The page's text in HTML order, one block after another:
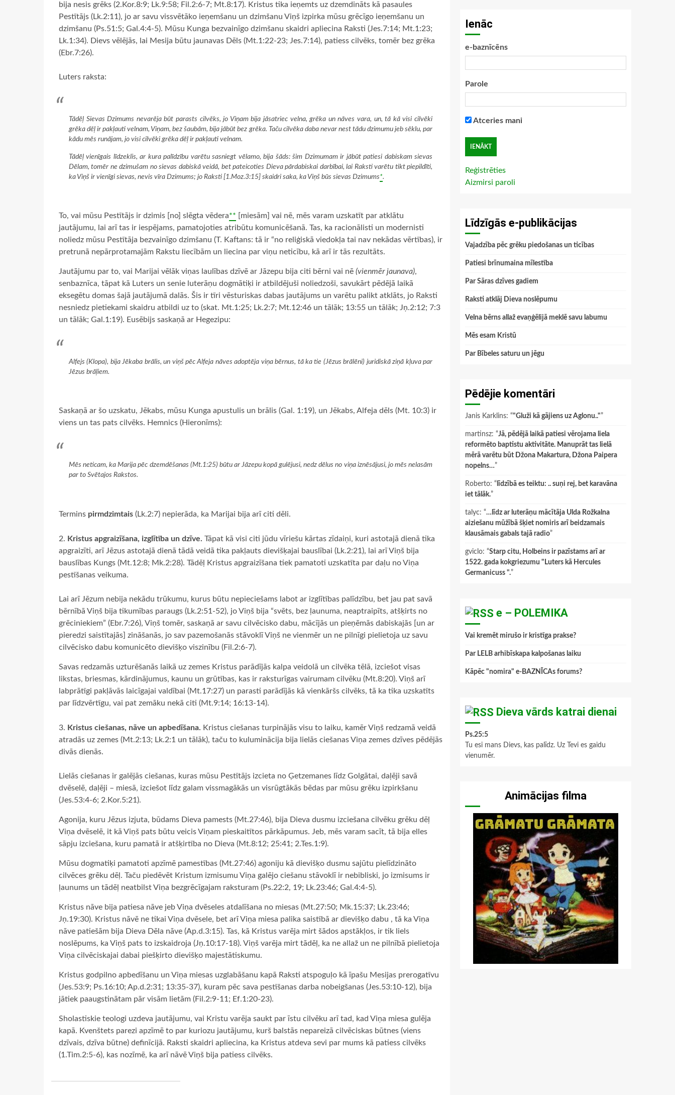
bija nesis grēks (2.Kor.8:9; Lk.9:58; Fil.2:6-7; Mt.8:17). Kristus tika ieņemts uz dzemdināts kā pasaules
Pestītājs (Lk.2:11), jo ar savu vissvētāko ieņemšanu un dzimšanu Viņš izpirka mūsu grēcīgo ieņemšanu un
dzimšanu (Ps.51:5; Gal.4:4-5). Mūsu Kunga bezvainīgo dzimšanu skaidri apliecina Raksti (Jes.7:14; Mt.1:23;
Lk.1:34). Dievs vēlējās, lai Mesija būtu jaunavas Dēls (Mt.1:22-23; Jes.7:14), patiess cilvēks, tomēr bez grēka
(Ebr.7:26).
Luters raksta:
Tādēļ Sievas Dzimums nevarēja būt parasts cilvēks, jo Viņam bija jāsatriec velna, grēka un nāves vara, un, tā kā visi cilvēki
grēka dēļ ir pakļauti velnam, Viņam, bez šaubām, bija jābūt bez grēka. Taču cilvēka daba nevar nest tādu dzimumu jeb sēklu, par
kādu mēs runājam, jo visi cilvēki grēka dēļ ir pakļauti velnam.
Tādēļ vienīgais līdzeklis, ar kura palīdzību varētu sasniegt vēlamo, bija šāds: šim Dzimumam ir jābūt patiesi dabiskam sievas
Dēlam, tomēr ne dzimušam no sievas dabiskā veidā, bet pateicoties Dieva pārdabiskai darbībai, lai Raksti varētu tikt piepildīti,
ka Viņš ir vienīgi sievas, nevis vīra Dzimums; jo Raksti [1.Moz.3:15] skaidri saka, ka Viņš būs sievas Dzimums*.
To, vai mūsu Pestītājs ir dzimis [no] slēgta vēdera** [miesām] vai nē, mēs varam uzskatīt par atklātu
jautājumu, lai arī tas ir iespējams, pamatojoties atribūtu komunicēšanā. Tas, ka racionālisti un modernisti
noliedz mūsu Pestītāja bezvainīgo dzimšanu (T. Kaftans: tā ir “no reliģiskā viedokļa tai nav nekādas vērtības), ir
pretrunā nepārprotamajām Rakstu liecībām un liecina par viņu neticību, kā arī ir tās rezultāts.
Jautājumu par to, vai Marijai vēlāk viņas laulības dzīvē ar Jāzepu bija citi bērni vai nē (vienmēr jaunava),
senbaznīca, tāpat kā Luters un senie luterāņu dogmātiķi ir atbildējuši noliedzoši, savukārt pēdējā laikā
eksegētu domas šajā jautājumā dalās. Šis ir tīri vēsturiskas dabas jautājums un varētu palikt atklāts, jo Raksti
nesniedz pietiekami skaidru atbildi uz to (skat. Mt.1:25; Lk.2:7; Mt.12:46 un tālāk; 13:55 un tālāk; Jņ.2:12; 7:3
un tālāk; Gal.1:19). Eusēbijs saskaņā ar Hegezipu:
Alfejs (Klopa), bija Jēkaba brālis, un viņš pēc Alfeja nāves adoptēja viņa bērnus, tā ka tie (Jēzus brālēni) juridiskā ziņā kļuva par
Jēzus brāļiem.
Saskaņā ar šo uzskatu, Jēkabs, mūsu Kunga apustulis un brālis (Gal. 1:19), un Jēkabs, Alfeja dēls (Mt. 10:3) ir
viens un tas pats cilvēks. Hemnics (Hieronīms):
Mēs neticam, ka Marija pēc dzemdēšanas (Mt.1:25) būtu ar Jāzepu kopā gulējusi, nedz dēlus no viņa iznēsājusi, jo mēs nelasām
par to Svētajos Rakstos.
Termins pirmdzimtais (Lk.2:7) nepierāda, ka Marijai bija arī citi dēli.
Kristus apgraizīšana, izglītība un dzīve. Tāpat kā visi citi jūdu vīriešu kārtas zīdaiņi, kuri astotajā dienā tika
apgraizīti, arī Jēzus astotajā dienā tādā veidā tika pakļauts dievišķajai bauslībai (Lk.2:21), lai arī Viņš bija
bauslības Kungs (Mt.12:8; Mk.2:28). Tādēļ Kristus apgraizīšana tiek pamatoti uzskatīta par daļu no Viņa
pestīšanas veikuma.
Lai arī Jēzum nebija nekādu trūkumu, kurus būtu nepieciešams labot ar izglītības palīdzību, bet jau pat savā
bērnībā Viņš bija tikumības paraugs (Lk.2:51-52), jo Viņš bija “svēts, bez ļaunuma, neaptraipīts, atšķirts no
grēciniekiem” (Ebr.7:26), Viņš tomēr, saskaņā ar savu cilvēcisko dabu, mācījās un pieņēmās dabiskajās [un ar
pieredzi saistītajās] zināšanās, jo sav pazemošanās stāvoklī Viņš ne vienmēr un ne pilnīgi pielietoja uz savu
cilvēcisko dabu komunicēto dievišķo viszinību (Fil.2:6-7).
Savas redzamās uzturēšanās laikā uz zemes Kristus parādījās kalpa veidolā un cilvēka tēlā, izciešot visas
likstas, briesmas, kārdinājumus, kaunu un grūtības, kas ir raksturīgas vairumam cilvēku (Mt.8:20). Viņš arī
labprātīgi pakļāvās laicīgajai valdībai (Mt.17:27) un parasti parādījās kā vienkāršs cilvēks, tā ka tika uzskatīts
par līdzvērtīgu, vai pat zemāku nekā citi (Mt.9:14; 16:13-14).
Kristus ciešanas, nāve un apbedīšana. Kristus ciešanas turpinājās visu to laiku, kamēr Viņš redzamā veidā
atradās uz zemes (Mt.2:13; Lk.2:1 un tālāk), taču to kuluminācija bija lielās ciešanas Viņa zemes dzīves pēdējās
divās dienās.
Lielās ciešanas ir galējās ciešanas, kuras mūsu Pestītājs izcieta no Ģetzemanes līdz Golgātai, daļēji savā
dvēselē, daļēji – miesā, izciešot līdz galam vissmagākās un visrūgtākās bēdas par mūsu grēku izpirkšanu
(Jes.53:4-6; 2.Kor.5:21).
Agonija, kuru Jēzus izjuta, būdams Dieva pamests (Mt.27:46), bija Dieva dusmu izciešana cilvēku grēku dēļ
Viņa dvēselē, it kā Viņš pats būtu veicis Viņam pieskaitītos pārkāpumus. Jeb, mēs varam sacīt, tā bija elles
sāpju izciešana, kuru pamatā ir atšķirtība no Dieva (Mt.8:12; 25:41; 2.Tes.1:9).
Mūsu dogmatiķi pamatoti apzīmē pamestības (Mt.27:46) agoniju kā dievišķo dusmu sajūtu pielīdzināto
cilvēces grēku dēļ. Taču piedēvēt Kristum izmisumu Viņa galējo ciešanu stāvoklī ir nebibliski, jo izmisums ir
ļaunums un tādēļ neatbilst Viņa bezgrēcīgajam raksturam (Ps.22:2, 19; Lk.23:46; Gal.4:4-5).
Kristus nāve bija patiesa nāve jeb Viņa dvēseles atdalīšana no miesas (Mt.27:50; Mk.15:37; Lk.23:46;
Jņ.19:30). Kristus nāvē ne tikai Viņa dvēsele, bet arī Viņa miesa palika saistībā ar dievišķo dabu , tā ka Viņa
nāve patiešām bija Dieva Dēla nāve (Ap.d.3:15). Tas, kā Kristus varēja mirt šādos apstākļos, ir tik liels
noslēpums, ka Viņš pats to izskaidroja (Jņ.10:17-18). Viņš varēja mirt tādēļ, ka ne allaž un ne pilnībā pielietoja
Viņa cilvēciskajai dabai piešķirto dievišķo majestātiskumu.
Kristus godpilno apbedīšanu un Viņa miesas uzglabāšanu kapā Raksti atspoguļo kā īpašu Mesijas prerogatīvu
(Jes.53:9; Ps.16:10; Ap.d.2:31; 13:35-37), kuram pēc sava pestīšanas darba nobeigšanas (Jes.53:10-12), bija
jātiek paaugstinātam pār visām lietām (Fil.2:9-11; Ef.1:20-23).
Sholastiskie teologi uzdeva jautājumu, vai Kristu varēja saukt par īstu cilvēku arī tad, kad Viņa miesa gulēja
kapā. Kvenštets parezi apzīmē to par kuriozu jautājumu, kurš balstās nepareizā cilvēciskas būtnes (viens
dzīvais, dzīva būtne) definīcijā. Raksti skaidri apliecina, ka Kristus atdeva sevi par mums kā patiess cilvēks
(1.Tim.2:5-6), kas nozīmē, ka arī nāvē Viņš bija patiess cilvēks.
Ienāc
e-baznīcēns
Parole
Atceries mani
Reģistrēties
Aizmirsi paroli
Līdzīgās e-publikācijas
Vajadzība pēc grēku piedošanas un ticības
Patiesi brīnumaina mīlestība
Par Sāras dzīves gadiem
Raksti atklāj Dieva noslēpumu
Velna bērns allaž evaņģēlijā meklē savu labumu
Mēs esam Kristū
Par Bībeles saturu un jēgu
Pēdējie komentāri
Janis Karklins: “"Gluži kā gājiens uz Aglonu.."”
martinsz: “Jā, pēdējā laikā patiesi vērojama liela
reformēto baptistu aktivitāte. Manuprāt tas lielā
mērā varētu būt Džona Makartura, Džona Paipera
nopelns…”
Roberto: “ līdzībā es teiktu: .. suņi rej, bet karavāna
iet tālāk.”
talyc: “…līdz ar luterāņu mācītāja Ulda Rožkalna
aiziešanu mūžībā šķiet nomiris arī beidzamais
klausāmais gabals tajā radio”
gviclo: “Starp citu, Holbeins ir pazīstams arī ar
1522. gada kokgriezumu "Luters kā Hercules
Germanicuss ".”
e – POLEMIKA
Vai kremēt mirušo ir kristīga prakse?
Par LELB arhibīskapa kalpošanas laiku
Kāpēc "nomira" e-BAZNĪCAs forums?
Dieva vārds katrai dienai
Ps.25:5
Tu esi mans Dievs, kas palīdz. Uz Tevi es gaidu
vienumēr.
Animācijas filma